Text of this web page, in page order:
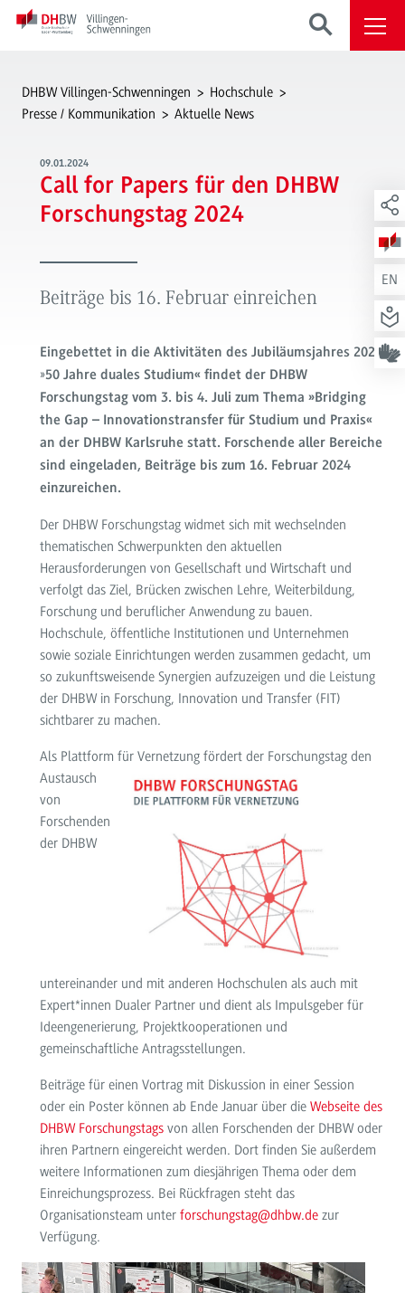
EN
DHBW Villingen-Schwenningen
Hochschule
Presse / Kommunikation
Aktuelle News
09.01.2024
Call for Papers für den DHBW
Forschungstag 2024
Beiträge bis 16. Februar einreichen
Eingebettet in die Aktivitäten des Jubiläumsjahres 2024
»50 Jahre duales Studium«findet der DHBW
Forschungstag vom 3. bis 4. Juli zum Thema »Bridging
the Gap – Innovationstransfer für Studium und Praxis«
an der DHBW Karlsruhe statt. Forschende aller Bereiche
sind eingeladen, Beiträge bis zum 16. Februar 2024
einzureichen.
Der DHBW Forschungstag widmet sich mit wechselnden
thematischen Schwerpunkten den aktuellen
Herausforderungen von Gesellschaft und Wirtschaft und
verfolgt das Ziel, Brücken zwischen Lehre, Weiterbildung,
Forschung und beruflicher Anwendung zu bauen.
Hochschule, öffentliche Institutionen und Unternehmen
sowie soziale Einrichtungen werden zusammen gedacht, um
so zukunftsweisende Synergien aufzuzeigen und die Leistung
der DHBW in Forschung, Innovation und Transfer (FIT)
sichtbarer zu machen.
Als Plattform für Vernetzung fördert der Forschungstag den
Austausch
von
Forschenden
der DHBW
untereinander und mit anderen Hochschulen als auch mit
Expert*innen Dualer Partner und dient als Impulsgeber für
Ideengenerierung, Projektkooperationen und
gemeinschaftliche Antragsstellungen.
Beiträge für einen Vortrag mit Diskussion in einer Session
oder ein Poster können ab Ende Januar über die Webseite des
DHBW Forschungstagsvon allen Forschenden der DHBW oder
ihren Partnern eingereicht werden. Dort finden Sie außerdem
weitere Informationen zum diesjährigen Thema oder dem
Einreichungsprozess. Bei Rückfragen steht das
Organisationsteam unter forschungstag@dhbw.dezur
Verfügung.